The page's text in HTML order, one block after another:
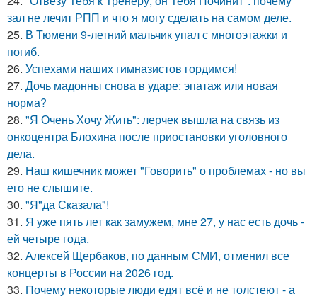
зал не лечит РПП и что я могу сделать на самом деле.
25. В Тюмени 9-летний мальчик упал с многоэтажки и
погиб.
26. Успехами наших гимназистов гордимся!
27. Дочь мадонны снова в ударе: эпатаж или новая
норма?
28. "Я Очень Хочу Жить": лерчек вышла на связь из
онкоцентра Блохина после приостановки уголовного
дела.
29. Наш кишечник может "Говорить" о проблемах - но вы
его не слышите.
30. "Я"да Сказала"!
31. Я уже пять лет как замужем, мне 27, у нас есть дочь -
ей четыре года.
32. Алексей Щербаков, по данным СМИ, отменил все
концерты в России на 2026 год.
33. Почему некоторые люди едят всё и не толстеют - а